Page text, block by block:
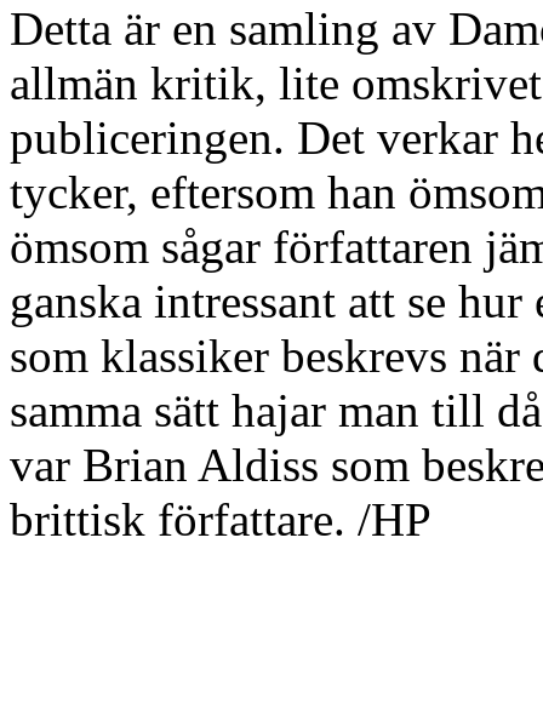
Detta är en samling av
allmän kritik, lite
publiceringen. Det verkar
tycker, eftersom han
ömsom sågar författaren
ganska intressant att se
som klassiker beskrevs
samma sätt hajar man till
var Brian Aldiss som
brittisk författare. /HP